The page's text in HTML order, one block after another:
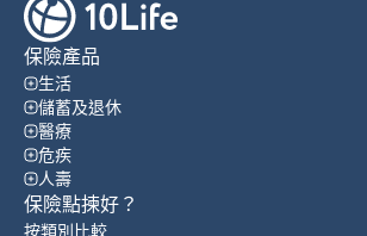
保險產品
生活
儲蓄及退休
醫療
危疾
人壽
保險點揀好？
按類別比較